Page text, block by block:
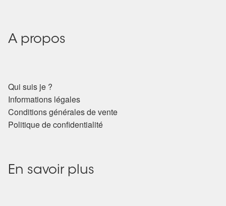
A propos
Qui suis je ?
Informations légales
Conditions générales de vente
Politique de confidentialité
En savoir plus